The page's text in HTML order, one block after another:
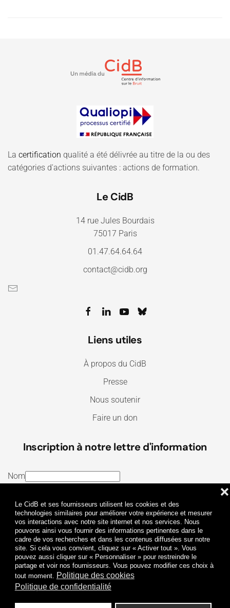
Le CidB et ses fournisseurs utilisent les cookies et des
technologies similaires pour améliorer votre expérience et mesurer
vos interactions avec notre site internet et nos services. Nous
pouvons ainsi vous fournir des informations pertinentes dans le
cadre de vos recherches et dans les contenus diffusées sur notre
site. Si cela vous convient, cliquez sur « Activer tout ». Vous
pouvez aussi cliquer sur « Personnaliser » pour restreindre le
partage et voir nos fournisseurs. Vous pouvez modifier ces choix à
tout moment. Politique des cookies
Politique de confidentialité
❌
La certification qualité a été délivrée au titre de la ou des
catégories d'actions suivantes : actions de formation.
Le CidB
14 rue Jules Bourdais
75017 Paris
01.47.64.64.64
contact@cidb.org
Liens utiles
À propos du CidB
Presse
Nous soutenir
Faire un don
Inscription à notre lettre d'information
Nom
J’ai lu et j’accepte lesTermes et conditionset la
Politique de confidentialité
Je m'abonne